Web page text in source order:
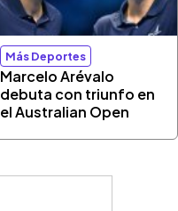
Más Deportes
Marcelo Arévalo
debuta con triunfo en
el Australian Open